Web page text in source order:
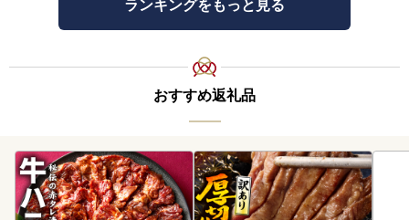
ランキングをもっと見る
おすすめ返礼品